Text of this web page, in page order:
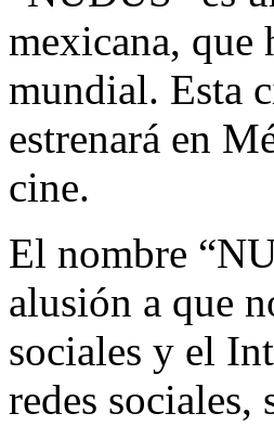
mexicana,
mundial. Esta
estrenará en
cine.
El nombre
alusión a que
sociales y el
redes